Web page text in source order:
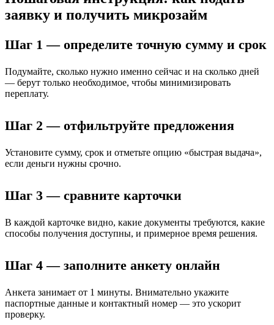
заявку и получить микрозайм
Шаг 1 — определите точную сумму и срок
Подумайте, сколько нужно именно сейчас и на сколько дней
— берут только необходимое, чтобы минимизировать
переплату.
Шаг 2 — отфильтруйте предложения
Установите сумму, срок и отметьте опцию «быстрая выдача»,
если деньги нужны срочно.
Шаг 3 — сравните карточки
В каждой карточке видно, какие документы требуются, какие
способы получения доступны, и примерное время решения.
Шаг 4 — заполните анкету онлайн
Анкета занимает от 1 минуты. Внимательно укажите
паспортные данные и контактный номер — это ускорит
проверку.